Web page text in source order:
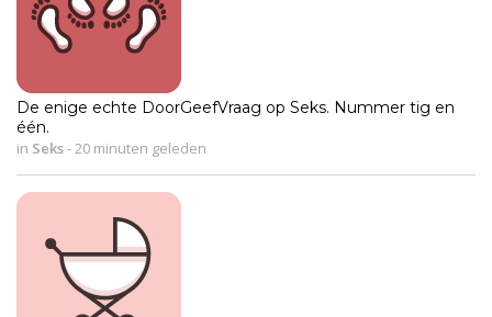
De enige echte DoorGeefVraag op Seks. Nummer tig en
één.
in Seks- 20 minuten geleden